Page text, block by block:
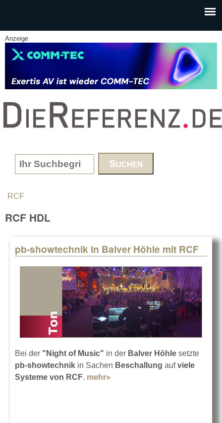
Anzeige
www.DieReferenz.de
Search form
You are here
RCF
RCF HDL
pb-showtechnik in Balver Höhle mit RCF
Bei der "Night of Music" in der Balver Höhle setzte
pb-showtechnik in Sachen Beschallung aufviele
Systeme von RCF. mehr»